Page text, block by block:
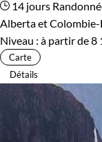
Environnement
Bord de mer et
Neige
14 jours
Alberta et
Niveau : à partir de8
Carte
Détails